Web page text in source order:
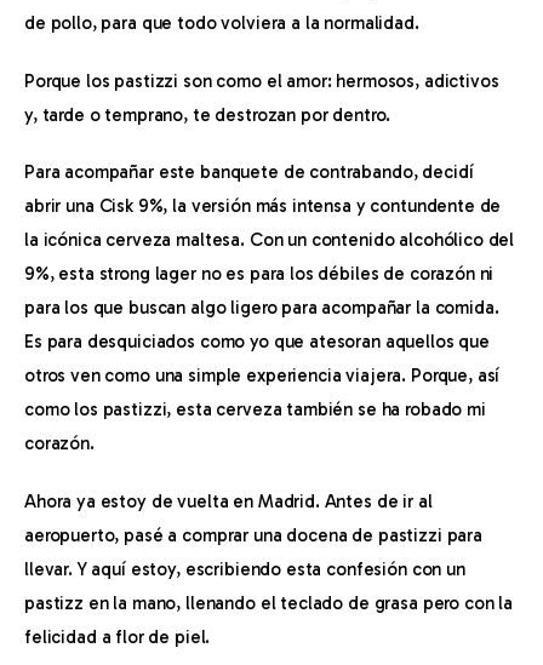
de pollo, para que todo volviera a la normalidad.
Porque los pastizzi son como el amor: hermosos, adictivos
y, tarde o temprano, te destrozan por dentro.
Para acompañar este banquete de contrabando, decidí
abrir una Cisk 9%, la versión más intensa y contundente de
la icónica cerveza maltesa. Con un contenido alcohólico del
9%, esta strong lager no es para los débiles de corazón ni
para los que buscan algo ligero para acompañar la comida.
Es para desquiciados como yo que atesoran aquellos que
otros ven como una simple experiencia viajera. Porque, así
como los pastizzi, esta cerveza también se ha robado mi
corazón.
Ahora ya estoy de vuelta en Madrid. Antes de ir al
aeropuerto, pasé a comprar una docena de pastizzi para
llevar. Y aquí estoy, escribiendo esta confesión con un
pastizz en la mano, llenando el teclado de grasa pero con la
felicidad a flor de piel.